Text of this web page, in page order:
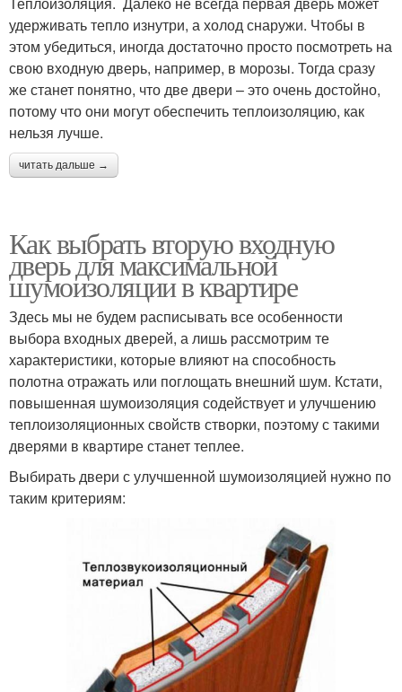
удерживать тепло изнутри, а холод снаружи. Чтобы в
этом убедиться, иногда достаточно просто посмотреть на
свою входную дверь, например, в морозы. Тогда сразу
же станет понятно, что две двери – это очень достойно,
потому что они могут обеспечить теплоизоляцию, как
нельзя лучше.
читать дальше →
Как выбрать вторую входную
дверь для максимальной
шумоизоляции в квартире
Здесь мы не будем расписывать все особенности
выбора входных дверей, а лишь рассмотрим те
характеристики, которые влияют на способность
полотна отражать или поглощать внешний шум. Кстати,
повышенная шумоизоляция содействует и улучшению
теплоизоляционных свойств створки, поэтому с такими
дверями в квартире станет теплее.
Выбирать двери с улучшенной шумоизоляцией нужно по
таким критериям: